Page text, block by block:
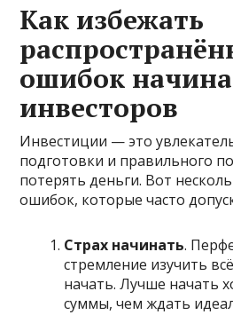
Как избежать
ошибок
инвесторов
Инвестиции — это
подготовки и правильного
потерять деньги. Вот
ошибок, которые часто
Страх начинать.
стремление изучить
начать. Лучше начать
суммы, чем ждать